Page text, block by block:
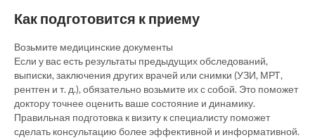
Как подготовится к приему
Возьмите медицинские документы
Если у вас есть результаты предыдущих обследований,
выписки, заключения других врачей или снимки (УЗИ, МРТ,
рентген и т. д.), обязательно возьмите их с собой. Это поможет
доктору точнее оценить ваше состояние и динамику.
Правильная подготовка к визиту к специалисту поможет
сделать консультацию более эффективной и информативной.